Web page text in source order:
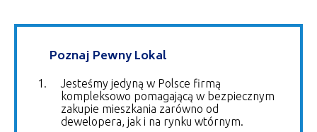
Poznaj Pewny Lokal
Jesteśmy jedyną w Polsce firmą
kompleksowo pomagającą w bezpiecznym
zakupie mieszkania zarówno od
dewelopera, jak i na rynku wtórnym.